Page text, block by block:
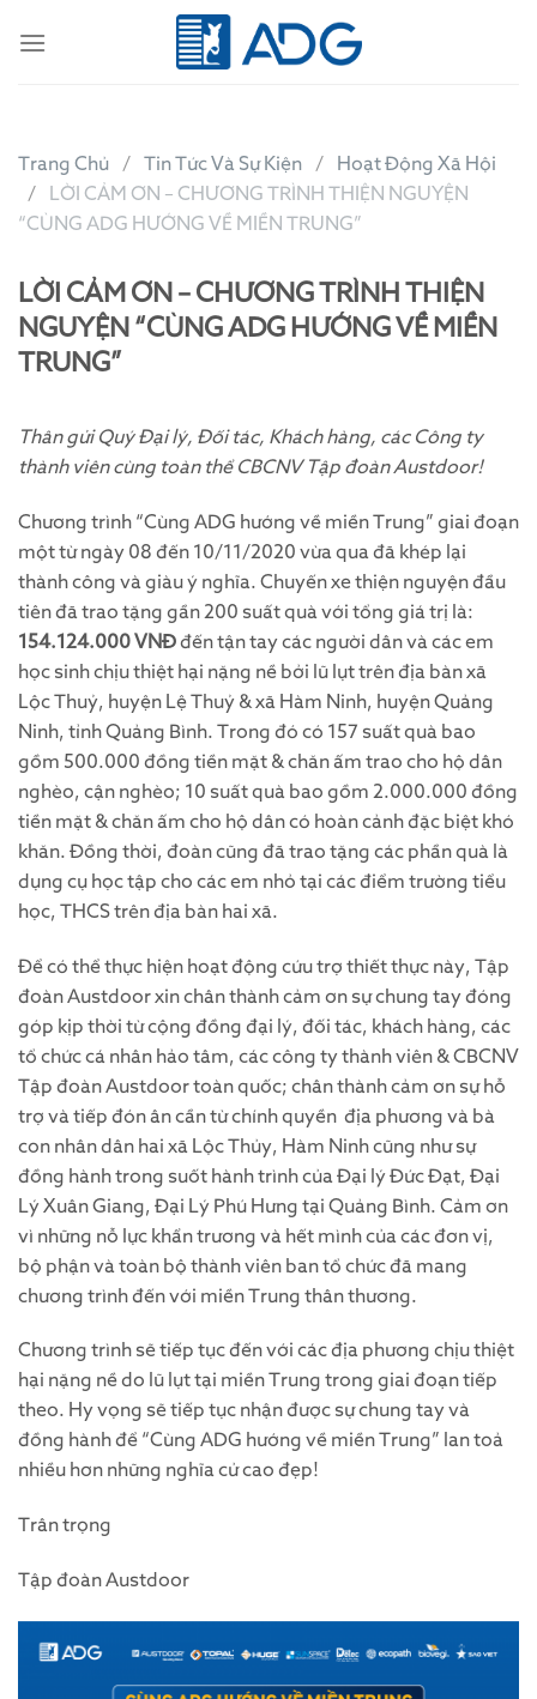
Trang Chủ Tin Tức Và Sự Kiện
Hoạt Động Xã Hội
LỜI CẢM ƠN – CHƯƠNG TRÌNH THIỆN NGUYỆN
“CÙNG ADG HƯỚNG VỀ MIỀN TRUNG”
LỜI CẢM ƠN – CHƯƠNG TRÌNH THIỆN
NGUYỆN “CÙNG ADG HƯỚNG VỀ MIỀN
TRUNG”
Thân gửi Quý Đại lý, Đối tác, Khách hàng, các Công ty
thành viên cùng toàn thể CBCNV Tập đoàn Austdoor!
Chương trình “Cùng ADG hướng về miền Trung” giai đoạn
một từ ngày 08 đến 10/11/2020 vừa qua đã khép lại
thành công và giàu ý nghĩa. Chuyến xe thiện nguyện đầu
tiên đã trao tặng gần 200 suất quà với tổng giá trị là:
154.124.000 VNĐđến tận tay các người dân và các em
học sinh chịu thiệt hại nặng nề bởi lũ lụt trên địa bàn xã
Lộc Thuỷ, huyện Lệ Thuỷ & xã Hàm Ninh, huyện Quảng
Ninh, tỉnh Quảng Bình. Trong đó có 157 suất quà bao
gồm 500.000 đồng tiền mặt & chăn ấm trao cho hộ dân
nghèo, cận nghèo; 10 suất quà bao gồm 2.000.000 đồng
tiền mặt & chăn ấm cho hộ dân có hoàn cảnh đặc biệt khó
khăn. Đồng thời, đoàn cũng đã trao tặng các phần quà là
dụng cụ học tập cho các em nhỏ tại các điểm trường tiểu
học, THCS trên địa bàn hai xã.
Để có thể thực hiện hoạt động cứu trợ thiết thực này, Tập
đoàn Austdoor xin chân thành cảm ơn sự chung tay đóng
góp kịp thời từ cộng đồng đại lý, đối tác, khách hàng, các
tổ chức cá nhân hảo tâm, các công ty thành viên & CBCNV
Tập đoàn Austdoor toàn quốc; chân thành cảm ơn sự hỗ
trợ và tiếp đón ân cần từ chính quyền địa phương và bà
con nhân dân hai xã Lộc Thủy, Hàm Ninh cũng như sự
đồng hành trong suốt hành trình của Đại lý Đức Đạt, Đại
Lý Xuân Giang, Đại Lý Phú Hưng tại Quảng Bình. Cảm ơn
vì những nỗ lực khẩn trương và hết mình của các đơn vị,
bộ phận và toàn bộ thành viên ban tổ chức đã mang
chương trình đến với miền Trung thân thương.
Chương trình sẽ tiếp tục đến với các địa phương chịu thiệt
hại nặng nề do lũ lụt tại miền Trung trong giai đoạn tiếp
theo. Hy vọng sẽ tiếp tục nhận được sự chung tay và
đồng hành để “Cùng ADG hướng về miền Trung” lan toả
nhiều hơn những nghĩa cử cao đẹp!
Trân trọng
Tập đoàn Austdoor